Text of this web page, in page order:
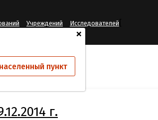
+
пункт
Учреждений Исследователей
1.3 от 29.12.2014 г.
г.